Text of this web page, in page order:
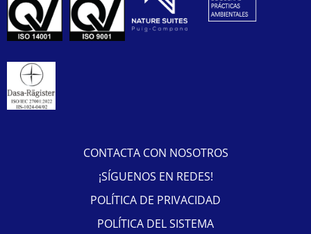
CONTACTA CON NOSOTROS
¡SÍGUENOS EN REDES!
POLÍTICA DE PRIVACIDAD
POLÍTICA DEL SISTEMA